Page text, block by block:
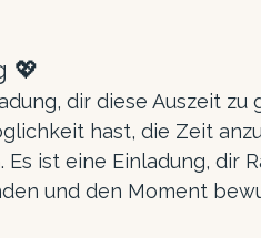
💖
dir diese Auszeit zu
hast, die Zeit
ist eine Einladung, dir
und den Moment